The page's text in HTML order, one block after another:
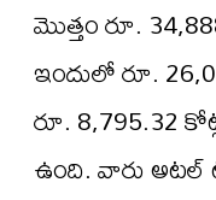
మొత్తం రూ.
ఇందులో రూ.
రూ. 8,795.32
ఉంది. వారు అటల్